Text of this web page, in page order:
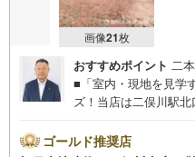
画像21枚
おすすめポイント 二
■「室内・現地を見学
ズ！当店は二俣川駅
ーナーなど、お子様に
ゴールド推奨店